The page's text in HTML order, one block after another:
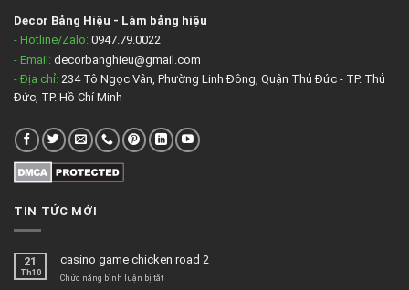
Decor Bảng Hiệu - Làm bảng hiệu
- Hotline/Zalo: 0947.79.0022
- Email: decorbanghieu@gmail.com
- Địa chỉ: 234 Tô Ngọc Vân, Phường Linh Đông, Quận Thủ Đức - TP. Thủ
Đức, TP. Hồ Chí Minh
TIN TỨC MỚI
21
Th10
casino game chicken road 2
Chức năng bình luận bị tắtở